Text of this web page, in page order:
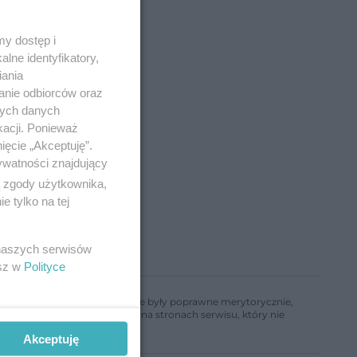
informacje w nim zawarte były poprawne merytorycznie,
informacji zamieszczonych na stronach serwisu, który nie
dostęp i
identyfikatory,
odbiorców oraz
danych
Ponieważ
„Akceptuję”.
znajdujący
użytkownika,
tylko na tej
serwisów
w Polityce
Akceptuję